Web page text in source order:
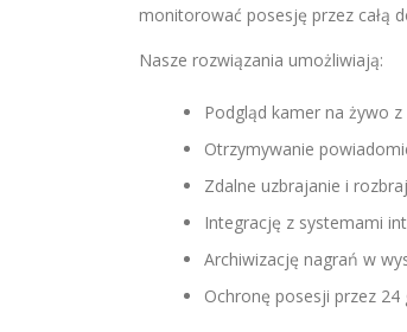
monitorować posesję przez całą
Nasze rozwiązania umożliwiają:
Podgląd kamer na żywo
Otrzymywanie
Zdalne uzbrajanie i
Integrację z systemami
Archiwizację nagrań w
Ochronę posesji przez 24